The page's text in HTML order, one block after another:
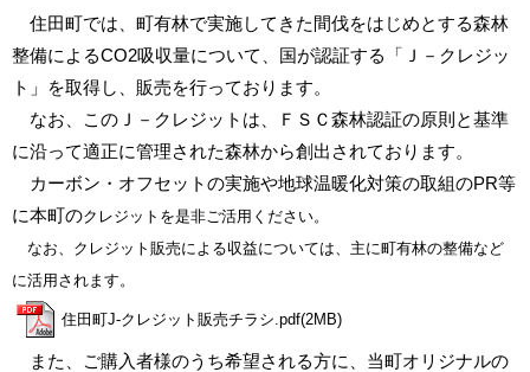
住田町では、町有林で実施してきた間伐をはじめとする森林
整備によるCO2吸収量について、国が認証する「Ｊ－クレジッ
ト」を取得し、販売を行っております。
なお、このＪ－クレジットは、ＦＳＣ森林認証の原則と基準
に沿って適正に管理された森林から創出されております。
カーボン・オフセットの実施や地球温暖化対策の取組のPR等
に本町のクレジットを是非ご活用ください。
なお、クレジット販売による収益については、主に町有林の整備など
に活用されます。
住田町J-クレジット販売チラシ.pdf(2MB)
また、ご購入者様のうち希望される方に、当町オリジナルの